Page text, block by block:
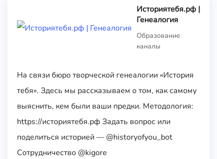
Историятебя.рф |
Генеалогия
Образование
каналы
На связи бюро творческой генеалогии «История
тебя». Здесь мы рассказываем о том, как самому
выяснить, кем были ваши предки. Методология:
https://историятебя.рф Задать вопрос или
поделиться историей — @historyofyou_bot
Сотрудничество @kigore